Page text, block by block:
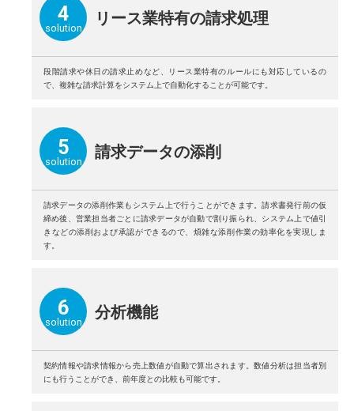
4
solution
リース業特有の請求処理
段階請求や休⽇の請求⽌めなど、リース業特有のルールにも対応しているの
で、複雑な請求計算をシステム上で⾃動化することが可能です。
5
solution
請求データの添削
請求データの添削作業もシステム上で⾏うことができます。請求書発⾏前の仮
締め後、営業担当者ごとに請求データが⾃動で割り振られ、システム上で値引
きなどの添削および承認ができるので、煩雑な添削作業の効率化を実現しま
す。
6
solution
分析機能
契約情報や請求情報から売上数値が⾃動で算出されます。数値分析は担当者別
にも⾏うことができ、前年度との⽐較も可能です。